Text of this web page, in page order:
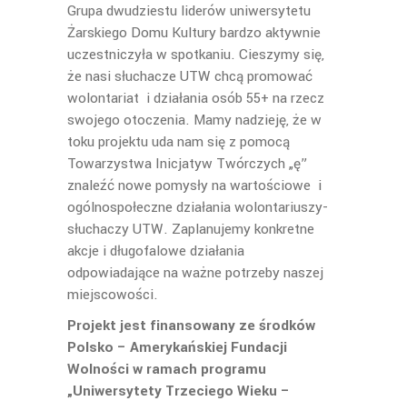
Grupa dwudziestu liderów uniwersytetu
Żarskiego Domu Kultury bardzo aktywnie
uczestniczyła w spotkaniu. Cieszymy się,
że nasi słuchacze UTW chcą promować
wolontariat i działania osób 55+ na rzecz
swojego otoczenia. Mamy nadzieję, że w
toku projektu uda nam się z pomocą
Towarzystwa Inicjatyw Twórczych „ę”
znaleźć nowe pomysły na wartościowe i
ogólnospołeczne działania wolontariuszy-
słuchaczy UTW. Zaplanujemy konkretne
akcje i długofalowe działania
odpowiadające na ważne potrzeby naszej
miejscowości.
Projekt jest finansowany ze środków
Polsko – Amerykańskiej Fundacji
Wolności w ramach programu
„Uniwersytety Trzeciego Wieku –